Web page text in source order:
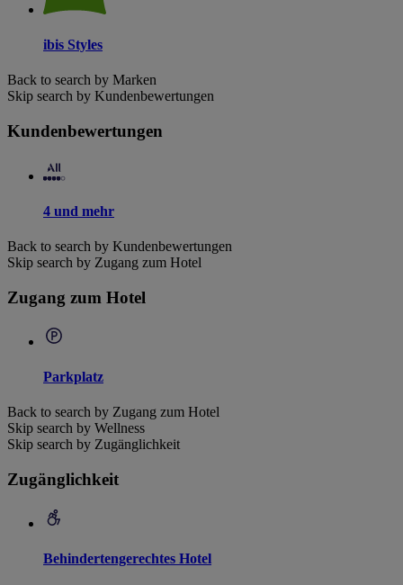
ibis Styles
Back to search by Marken
Skip search by Kundenbewertungen
Kundenbewertungen
4 und mehr
Back to search by Kundenbewertungen
Skip search by Zugang zum Hotel
Zugang zum Hotel
Parkplatz
Back to search by Zugang zum Hotel
Skip search by Wellness
Skip search by Zugänglichkeit
Zugänglichkeit
Behindertengerechtes Hotel